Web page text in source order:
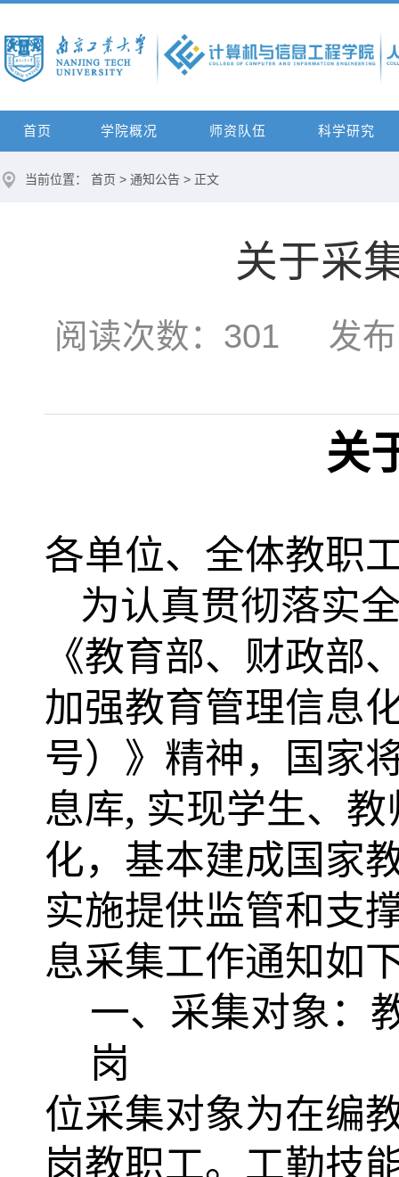
首页 学院概况 师资队伍 科学研究
当前位置： 首页 > 通知公告 > 正文
关于采
阅读次数： 301 发布
关
各单位、全体教职
为认真贯彻落实
《教育部、财政部
加强教育管理信息
号）》精神，国家
息库, 实现学生、
化，基本建成国家
实施提供监管和支
息采集工作通知如
一、采集对象：
岗
位采集对象为在编
岗教职工。工勤技